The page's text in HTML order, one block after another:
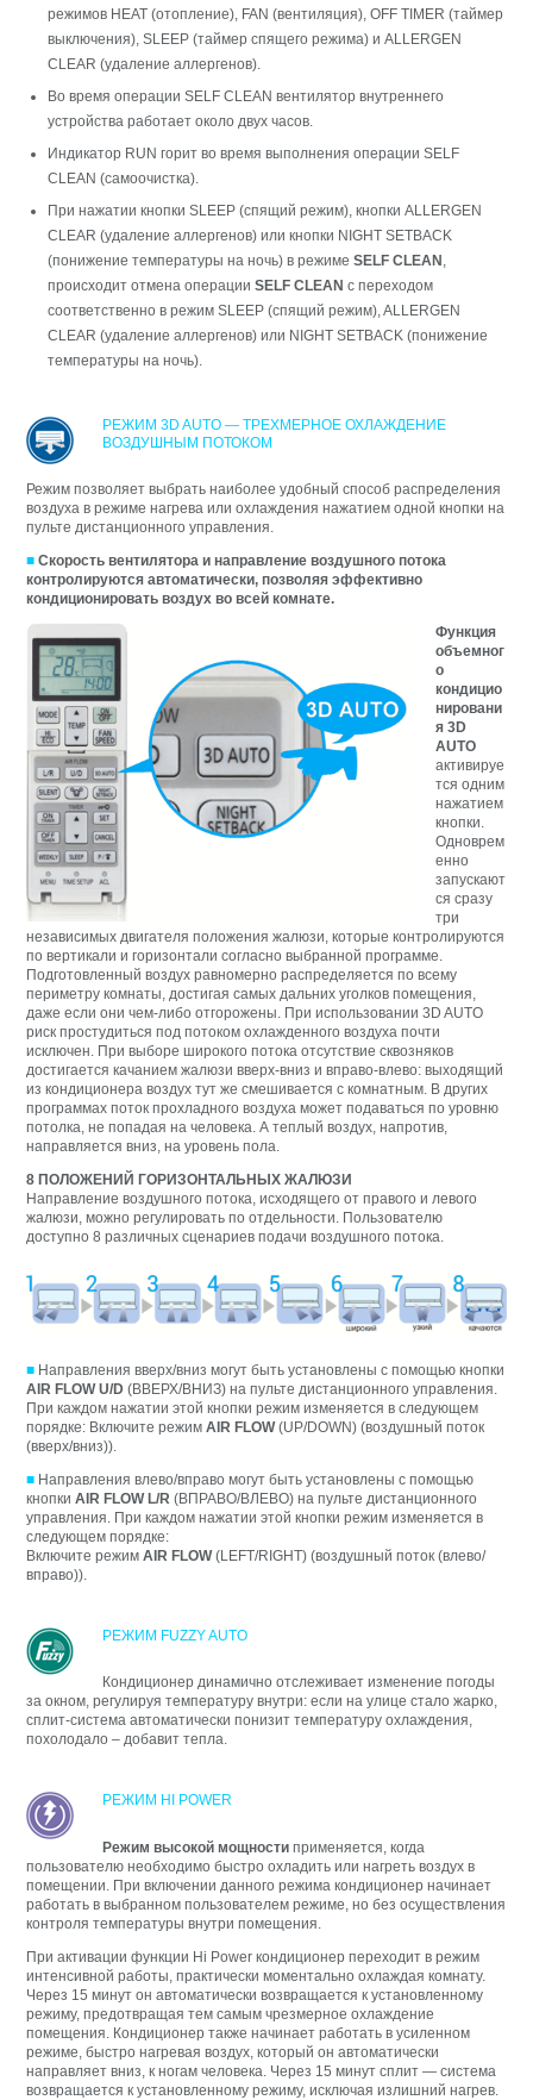
peжимов HEAT (отоплeниe), FAN (вeнтиляция), OFF TIMER (тaймep
выключeния), SLEEP (тaймep cпящeго peжимa) и ALLERGEN
CLEAR (yдaлeниe aллepгeнов).
Во время операции SELF CLEAN вентилятор внутреннего
устройства работает около двух часов.
Индикатор RUN горит во время выполнения операции SELF
CLEAN (caмоочиcткa).
При нажатии кнопки SLEEP (спящий режим), кнопки ALLERGEN
CLEAR (удаление аллергенов) или кнопки NIGHT SETBACK
(понижение температуры на ночь) в режимеSELF CLEAN ,
происходит отмена операцииSELF CLEAN с переходом
соответственно в режим SLEEP (спящий режим), ALLERGEN
CLEAR (удаление аллергенов) или NIGHT SETBACK (понижение
температуры на ночь).
РЕЖИМ 3D AUTO — ТРЕХМЕРНОЕ ОХЛАЖДЕНИЕ
ВОЗДУШНЫМ ПОТОКОМ
Режим позволяет выбрать наиболее удобный способ распределения
воздуха в режиме нагрева или охлаждения нажатием одной кнопки на
пульте дистанционного управления.
■ Скорость вентилятора и направление воздушного потока
контролируются автоматически, позволяя эффективно
кондиционировать воздух во всей комнате.
Функция
объемног
о
кондицио
нировани
я 3D
AUTO
активируе
тся одним
нажатием
кнопки.
Одноврем
енно
запускают
ся сразу
три
независимых двигателя положения жалюзи, которые контролируются
по вертикали и горизонтали согласно выбранной программе.
Подготовленный воздух равномерно распределяется по всему
периметру комнаты, достигая самых дальних уголков помещения,
даже если они чем-либо отгорожены. При использовании 3D AUTO
риск простудиться под потоком охлажденного воздуха почти
исключен. При выборе широкого потока отсутствие сквозняков
достигается качанием жалюзи вверх-вниз и вправо-влево: выходящий
из кондиционера воздух тут же смешивается с комнатным. В других
программах поток прохладного воздуха может подаваться по уровню
потолка, не попадая на человека. А теплый воздух, напротив,
направляется вниз, на уровень пола.
8 ПОЛОЖЕНИЙ ГОРИЗОНТАЛЬНЫХ ЖАЛЮЗИ
Направление воздушного потока, исходящего от правого и левого
жалюзи, можно регулировать по отдельности. Пользователю
доступно 8 различных сценариев подачи воздушного потока.
■ Направления вверх/вниз могут быть установлены с помощью кнопки
AIR FLOW U/D (ВВЕРХ/ВНИЗ) на пульте дистанционного управления.
Пpи кaждом нaжaтии этой кнопки peжим измeняeтcя в cлeдyющeм
поpядкe: Bключитe peжимAIR FLOW(UP/DOWN) (воздyшный поток
(ввepx/вниз)).
■ Направления влево/вправо могут быть установлены с помощью
кнопкиAIR FLOW L/R (ВПРАВО/ВЛЕВО) на пульте дистанционного
управления. Пpи кaждом нaжaтии этой кнопки peжим измeняeтcя в
cлeдyющeм поpядкe:
Bключитe peжимAIR FLOW(LEFT/RIGHT) (воздyшный поток (влeво/
впpaво)).
РЕЖИМ FUZZY AUTO
Кондиционер динамично отслеживает изменение погоды
за окном, регулируя температуру внутри: если на улице стало жарко,
сплит-система автоматически понизит температуру охлаждения,
похолодало – добавит тепла.
РЕЖИМ HI POWER
Режим высокой мощности применяется, когда
пользователю необходимо быстро охладить или нагреть воздух в
помещении. При включении данного режима кондиционер начинает
работать в выбранном пользователем режиме, но без осуществления
контроля температуры внутри помещения.
При активации функции Hi Power кондиционер переходит в режим
интенсивной работы, практически моментально охлаждая комнату.
Через 15 минут он автоматически возвращается к установленному
режиму, предотвращая тем самым чрезмерное охлаждение
помещения. Кондиционер также начинает работать в усиленном
режиме, быстро нагревая воздух, который он автоматически
направляет вниз, к ногам человека. Через 15 минут сплит — система
возвращается к установленному режиму, исключая излишний нагрев.